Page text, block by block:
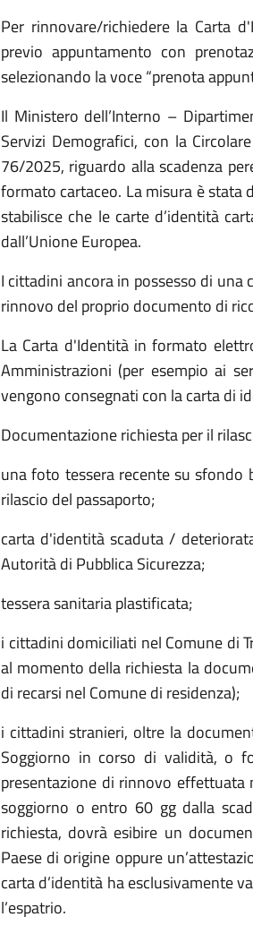
Per rinnovare/richiedere la Carta
previo appuntamento con
selezionando la voce “prenota
Il Ministero dell’Interno –
Servizi Demografici, con la
76/2025, riguardo alla scadenza
formato cartaceo. La misura è stata
stabilisce che le carte d’identità
dall’Unione Europea.
I cittadini ancora in possesso di
rinnovo del proprio documento di
La Carta d'Identità in formato
Amministrazioni (per esempio ai
vengono consegnati con la carta di
Documentazione richiesta per il
una foto tessera recente su sfondo
rilascio del passaporto;
carta d'identità scaduta /
Autorità di Pubblica Sicurezza;
tessera sanitaria plastificata;
i cittadini domiciliati nel Comune di
al momento della richiesta la
di recarsi nel Comune di residenza);
i cittadini stranieri, oltre la
Soggiorno in corso di validità, o
presentazione di rinnovo effettuata
soggiorno o entro 60 gg dalla
richiesta, dovrà esibire un
Paese di origine oppure
carta d’identità ha esclusivamente
l’espatrio.